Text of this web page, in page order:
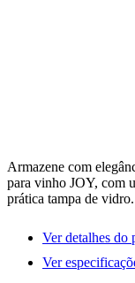
Armazene com
para vinho JOY, com
prática tampa de vidro.
Ver detalhes do
Ver